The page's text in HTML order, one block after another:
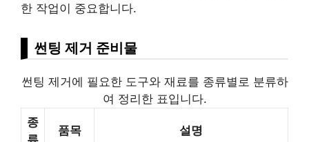
한 작업이 중요합니다.
썬팅 제거 준비물
썬팅 제거에 필요한 도구와 재료를 종류별로 분류하
여 정리한 표입니다.
종
류
품목 설명